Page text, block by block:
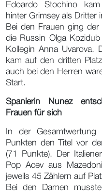
Edoardo Stochino
hinter Grimsey als Dritter
Bei den Frauen ging
die Russin Olga
Kollegin Anna Uvarova.
kam auf den dritten
auch bei den Herren
Start.
Spanierin Nunez
Frauen für sich
In der
Punkten den Titel vor
(71 Punkte). Der
Pop Acev aus
jeweils 45 Zählern auf
Bei den Damen